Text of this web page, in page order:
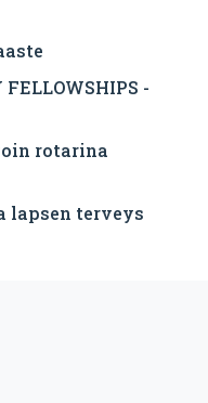
-
rotarina
lapsen terveys